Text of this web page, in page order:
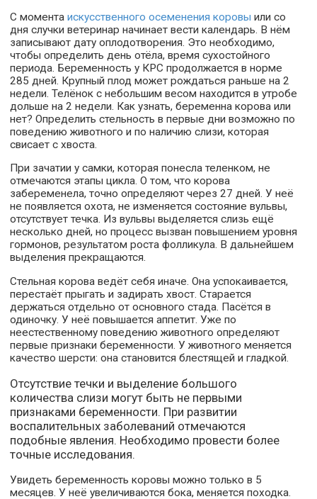
С моментаискусственного осеменения коровы или со
дня случки ветеринар начинает вести календарь. В нём
записывают дату оплодотворения. Это необходимо,
чтобы определить день отёла, время сухостойного
периода. Беременность у КРС продолжается в норме
285 дней. Крупный плод может рождаться раньше на 2
недели. Телёнок с небольшим весом находится в утробе
дольше на 2 недели. Как узнать, беременна корова или
нет? Определить стельность в первые дни возможно по
поведению животного и по наличию слизи, которая
свисает с хвоста.
При зачатии у самки, которая понесла теленком, не
отмечаются этапы цикла. О том, что корова
забеременела, точно определяют через 27 дней. У неё
не появляется охота, не изменяется состояние вульвы,
отсутствует течка. Из вульвы выделяется слизь ещё
несколько дней, но процесс вызван повышением уровня
гормонов, результатом роста фолликула. В дальнейшем
выделения прекращаются.
Стельная корова ведёт себя иначе. Она успокаивается,
перестаёт прыгать и задирать хвост. Старается
держаться отдельно от основного стада. Пасётся в
одиночку. У неё повышается аппетит. Уже по
неестественному поведению животного определяют
первые признаки беременности. У животного меняется
качество шерсти: она становится блестящей и гладкой.
Отсутствие течки и выделение большого
количества слизи могут быть не первыми
признаками беременности. При развитии
воспалительных заболеваний отмечаются
подобные явления. Необходимо провести более
точные исследования.
Увидеть беременность коровы можно только в 5
месяцев. У неё увеличиваются бока, меняется походка.